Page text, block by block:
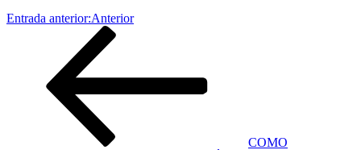
Entrada anterior:Anterior
COMO